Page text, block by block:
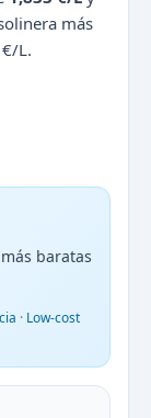
más
L.
baratas
· Low-cost